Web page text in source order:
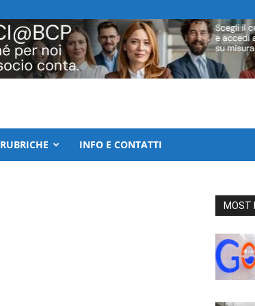
RUBRICHE INFO E CONTATTI
MOST